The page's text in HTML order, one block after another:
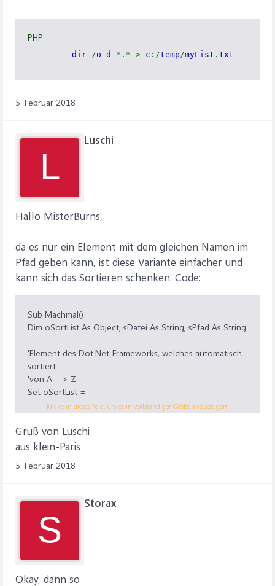
PHP:
dir /o -d *.* > c :/temp/myList . txt
5. Februar 2018
L
Luschi
Hallo MisterBurns,
da es nur ein Element mit dem gleichen Namen im
Pfad geben kann, ist diese Variante einfacher und
kann sich das Sortieren schenken: Code:
Sub Machmal()
Dim oSortList As Object, sDatei As String, sPfad As String
'Element des Dot.Net-Frameworks, welches automatisch
sortiert
'von A --> Z
Set oSortList =
CreateObject("System.Collections.SortedList")
sPfad = "H:DatenExcel"
Do While sDatei ""
'Anzahl gefundener Dateien
MsgBox oSortList.Count
MsgBox oSortList.GetKey(0) 'kleinster Wert!
MsgBox oSortList.GetKey(1)
MsgBox oSortList.GetKey(2)
Klicke in dieses Feld, um es in vollständiger Größe anzuzeigen.
Gruß von Luschi
aus klein-Paris
5. Februar 2018
S
Storax
Okay, dann so